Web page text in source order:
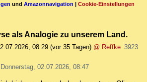
und Amazonnavigation | Cookie-Einstellungen
als Analogie zu unserem Land.
08:29 (vor 35 Tagen) @ Reffke 3923
02.07.2026, 08:47